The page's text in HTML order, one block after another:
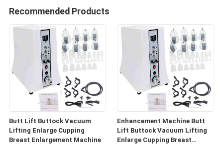
Recommended Products
Butt Lift Buttock Vacuum
Lifting Enlarge Cupping
Breast Enlargement Machine
Enhancement Machine Butt
Lift Buttock Vacuum Lifting
Enlarge Cupping Breast